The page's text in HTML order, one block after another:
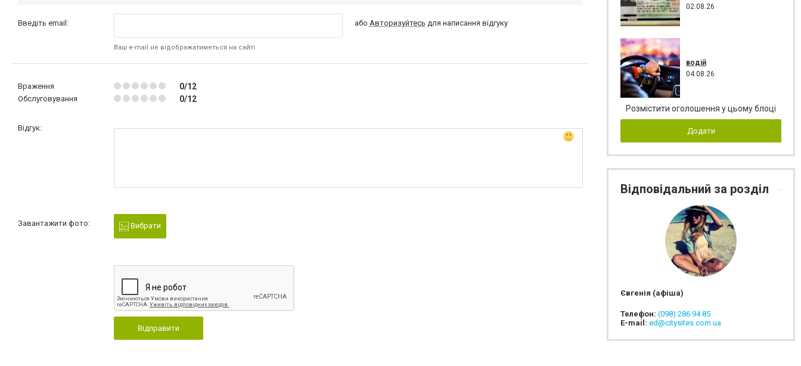
Введіть email:
Ваш e-mail не відображатиметься на сайті
або Авторизуйтесь для написання відгуку
Враження 0/12
Обслуговування 0/12
Відгук:
Завантажити фото: Вибрати
Відправити
02.08.26
водій
04.08.26
Розмістити оголошення у цьому блоці
Додати
Відповідальний за розділ
Євгенія (афіша)
Телефон: (098) 286 94 85
E-mail: ed@citysites.com.ua